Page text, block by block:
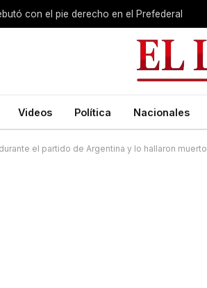
con el pie derecho en el Prefederal
Videos Política Nacionales
el partido de Argentina y lo hallaron muerto